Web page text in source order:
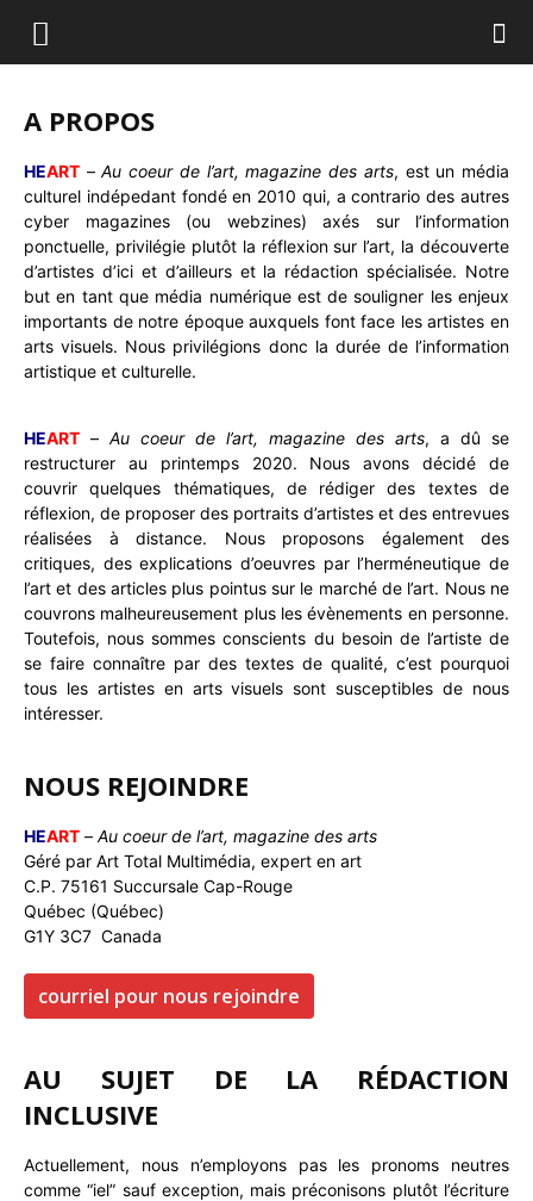
A PROPOS
HEART –Au coeur de l’art, magazine des arts, est un média
culturel indépedant fondé en 2010 qui, a contrario des autres
cyber magazines (ou webzines) axés sur l’information
ponctuelle, privilégie plutôt la réflexion sur l’art, la découverte
d’artistes d’ici et d’ailleurs et la rédaction spécialisée. Notre
but en tant que média numérique est de souligner les enjeux
importants de notre époque auxquels font face les artistes en
arts visuels. Nous privilégions donc la durée de l’information
artistique et culturelle.
HEART – Au coeur de l’art, magazine des arts, a dû se
restructurer au printemps 2020. Nous avons décidé de
couvrir quelques thématiques, de rédiger des textes de
réflexion, de proposer des portraits d’artistes et des entrevues
réalisées à distance. Nous proposons également des
critiques, des explications d’oeuvres par l’herméneutique de
l’art et des articles plus pointus sur le marché de l’art. Nous ne
couvrons malheureusement plus les évènements en personne.
Toutefois, nous sommes conscients du besoin de l’artiste de
se faire connaître par des textes de qualité, c’est pourquoi
tous les artistes en arts visuels sont susceptibles de nous
intéresser.
NOUS REJOINDRE
HEART – Au coeur de l’art, magazine des arts
Géré par Art Total Multimédia, expert en art
C.P. 75161 Succursale Cap-Rouge
Québec (Québec)
G1Y 3C7 Canada
courriel pour nous rejoindre
AU SUJET DE LA RÉDACTION
INCLUSIVE
Actuellement, nous n’employons pas les pronoms neutres
comme “iel” sauf exception, mais préconisons plutôt l’écriture